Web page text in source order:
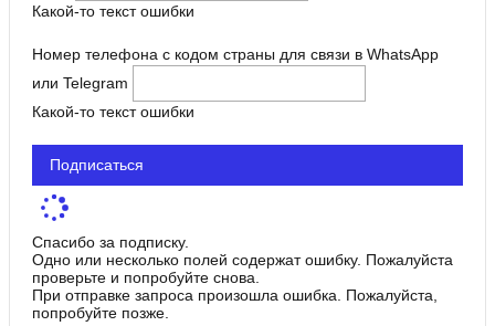
Какой-то текст ошибки
Номер телефона с кодом страны для связи в WhatsApp
или Telegram
Какой-то текст ошибки
Подписаться
Спасибо за подписку.
Одно или несколько полей содержат ошибку. Пожалуйста
проверьте и попробуйте снова.
При отправке запроса произошла ошибка. Пожалуйста,
попробуйте позже.